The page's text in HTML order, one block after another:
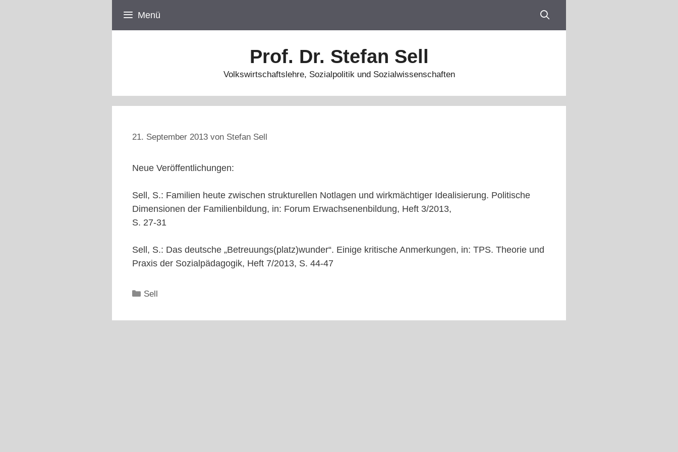
Menü
Prof. Dr. Stefan Sell
Volkswirtschaftslehre, Sozialpolitik und Sozialwissenschaften
21. September 2013 von Stefan Sell
Neue Veröffentlichungen:
Sell, S.: Familien heute zwischen strukturellen Notlagen und wirkmächtiger Idealisierung. Politische
Dimensionen der Familienbildung, in: Forum Erwachsenenbildung, Heft 3/2013,
S. 27-31
Sell, S.: Das deutsche „Betreuungs(platz)wunder“. Einige kritische Anmerkungen, in: TPS. Theorie und
Praxis der Sozialpädagogik, Heft 7/2013, S. 44-47
Kategorien
Sell